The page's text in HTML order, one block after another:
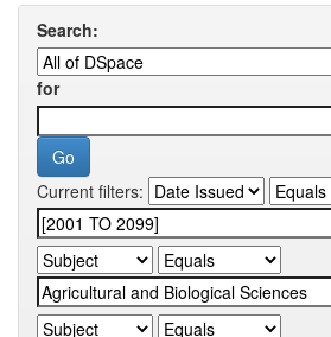
Search:
for
Current filters: